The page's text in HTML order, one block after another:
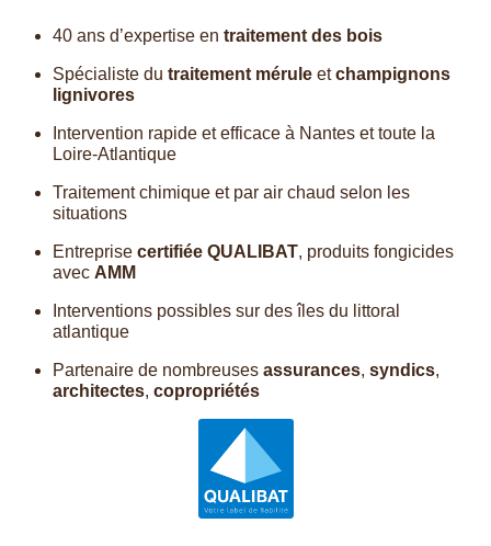
40 ans d’expertise en traitement des bois
Spécialiste du traitement mérule etchampignons
lignivores
Intervention rapide et efficace à Nantes et toute la
Loire-Atlantique
Traitement chimique et par air chaud selon les
situations
Entreprise certifiée QUALIBAT, produits fongicides
avec AMM
Interventions possibles sur des îles du littoral
atlantique
Partenaire de nombreuses assurances, syndics,
architectes, copropriétés